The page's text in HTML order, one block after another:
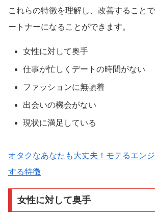
これらの特徴を理解し、改善すること
ートナーになることができます。
女性に対して奥手
仕事が忙しくデートの時間がない
ファッションに無頓着
出会いの機会がない
現状に満足している
オタクなあなたも大丈夫！モテるエン
する特徴
女性に対して奥手